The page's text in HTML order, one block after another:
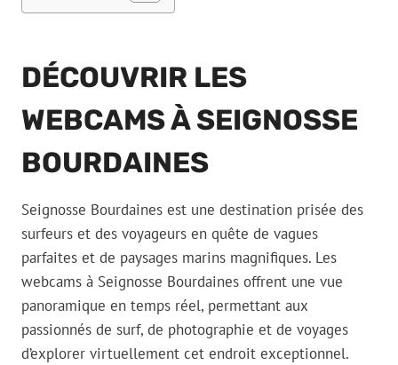
DÉCOUVRIR LES
WEBCAMS À SEIGNOSSE
BOURDAINES
Seignosse Bourdaines est une destination prisée des
surfeurs et des voyageurs en quête de vagues
parfaites et de paysages marins magnifiques. Les
webcams à Seignosse Bourdaines offrent une vue
panoramique en temps réel, permettant aux
passionnés de surf, de photographie et de voyages
d’explorer virtuellement cet endroit exceptionnel.